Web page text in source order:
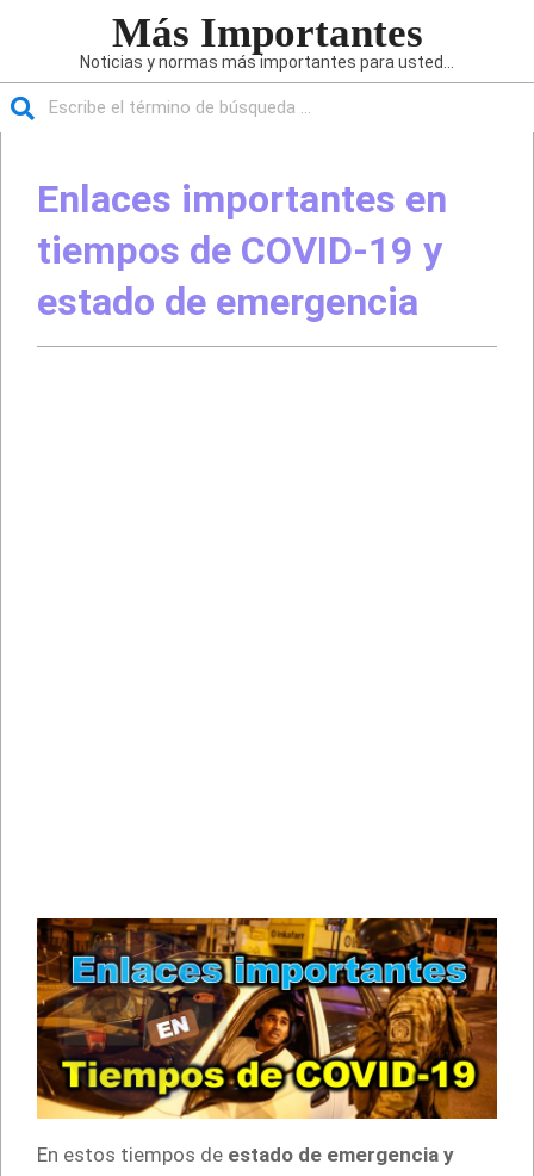
Más Importantes
Noticias y normas más importantes para usted...
navegación
principal
Enlaces importantes en
tiempos de COVID-19 y
estado de emergencia
En estos tiempos de estado de emergencia y